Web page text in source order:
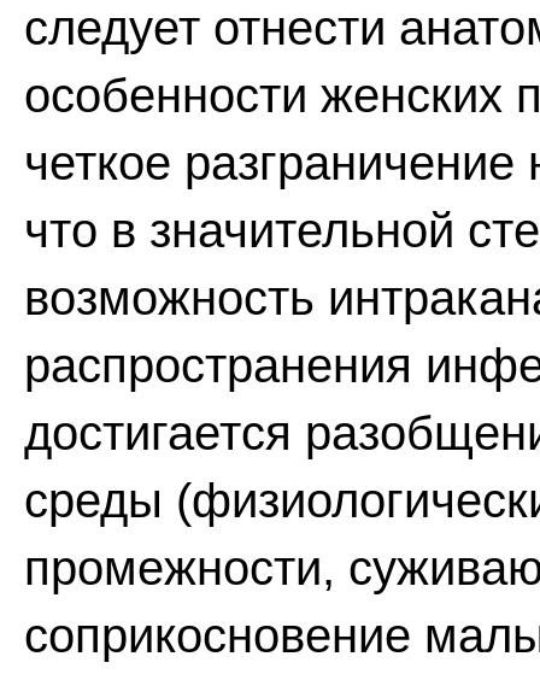
следует отнести
особенности женских
четкое
что в значительной
возможность
распространения
достигается
среды
промежности,
соприкосновение